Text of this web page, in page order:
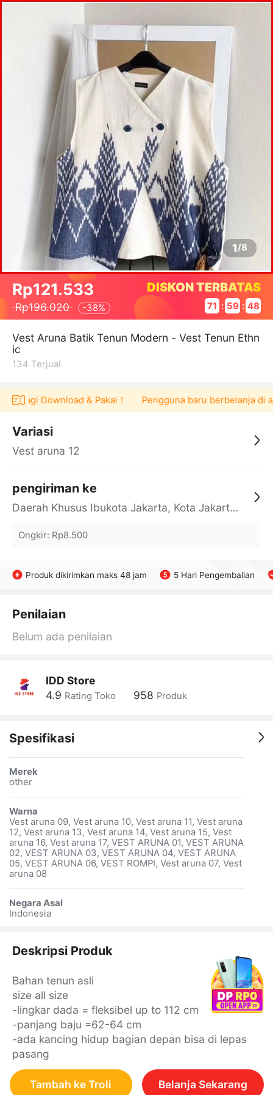
1/8
Rp121.533
Rp196.020 -38%
DISKON TERBATAS
71 : 59 : 48
Vest Aruna Batik Tenun Modern - Vest Tenun Ethn
ic
134 Terjual
lagi Download & Pakai！ Pengguna baru berbelanja di
Variasi
Vest aruna 12
pengiriman ke
Daerah Khusus Ibukota Jakarta, Kota Jakarta Barat, Cengkareng, yy
Ongkir: Rp8.500
Produk dikirimkan maks 48 jam 5 Hari Pengembalian
Penilaian
Belum ada penilaian
IDD Store
4.9 Rating Toko 958 Produk
Spesifikasi
Merek
other
Warna
Vest aruna 09, Vest aruna 10, Vest aruna 11, Vest aruna
12, Vest aruna 13, Vest aruna 14, Vest aruna 15, Vest
aruna 16, Vest aruna 17, VEST ARUNA 01, VEST ARUNA
02, VEST ARUNA 03, VEST ARUNA 04, VEST ARUNA
05, VEST ARUNA 06, VEST ROMPI, Vest aruna 07, Vest
aruna 08
Negara Asal
Indonesia
Deskripsi Produk
Bahan tenun asli
size all size
-lingkar dada = fleksibel up to 112 cm
-panjang baju =62-64 cm
-ada kancing hidup bagian depan bisa di lepas
pasang
Tambah ke Troli Belanja Sekarang